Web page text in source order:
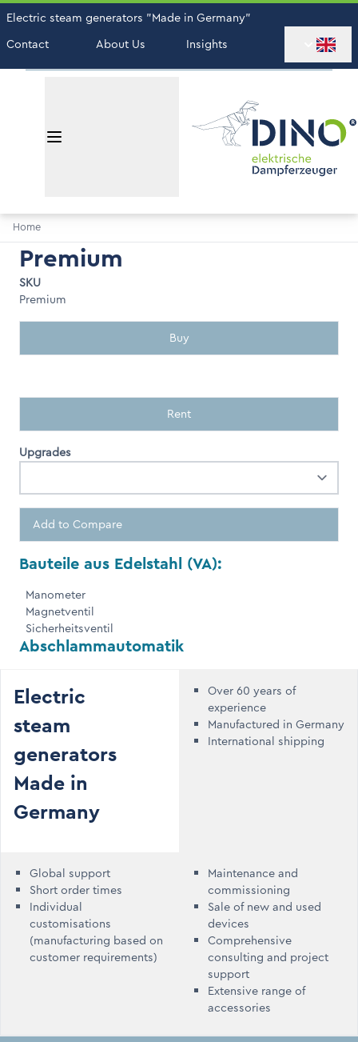
Electric steam generators "Made in Germany"
Contact
About Us Insights
Home
Premium
SKU
Premium
Buy
Rent
Upgrades
Add to Compare
Bauteile aus Edelstahl (VA):
Manometer
Magnetventil
Sicherheitsventil
Abschlammautomatik
Electric
steam
generators
Made in
Germany
Over 60 years of
experience
Manufactured in Germany
International shipping
Global support
Short order times
Individual
customisations
(manufacturing based on
customer requirements)
Maintenance and
commissioning
Sale of new and used
devices
Comprehensive
consulting and project
support
Extensive range of
accessories